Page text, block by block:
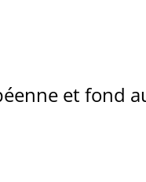
et fond